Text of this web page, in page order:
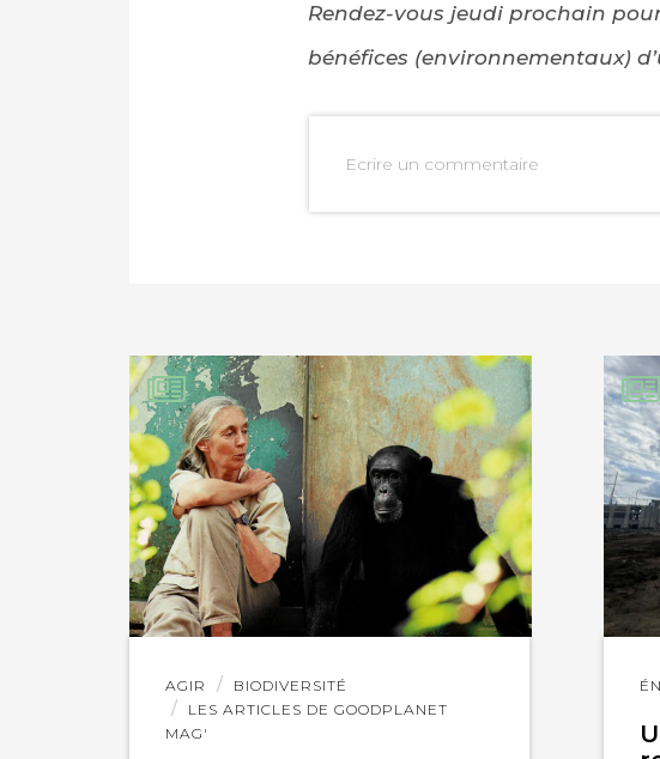
IMPRIMER
Rendez-vous jeudi prochain
bénéfices (environnementaux)
Ecrire un commentaire
AGIR
BIODIVERSITÉ
LES ARTICLES DE GOODPLANET
MAG'
Lire
l'article